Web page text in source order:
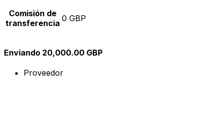
Comisión de
transferencia 0 GBP
Enviando 20,000.00 GBP
Proveedor